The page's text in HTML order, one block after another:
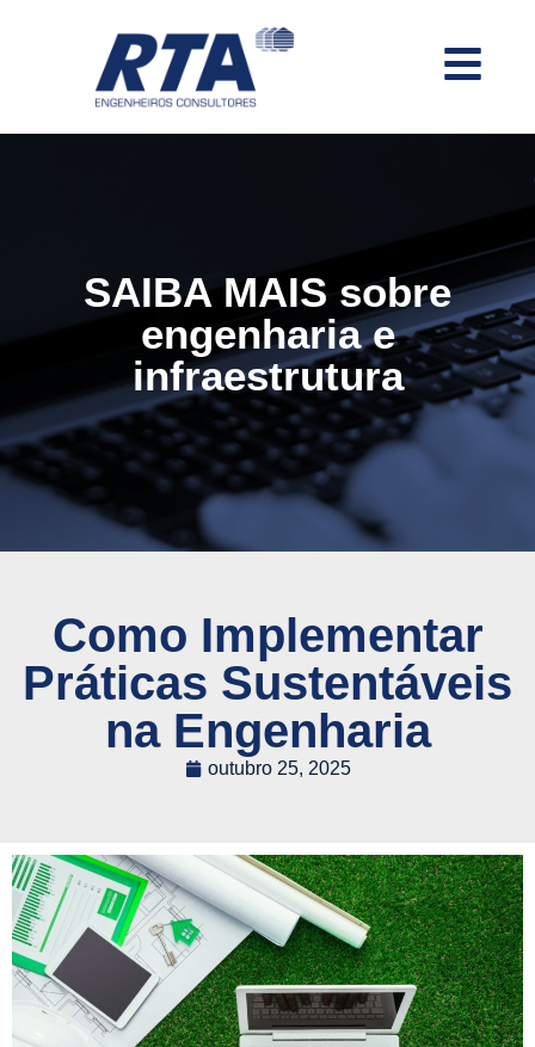
SAIBA MAIS sobre
engenharia e
infraestrutura
Como Implementar
Práticas Sustentáveis
na Engenharia
outubro 25, 2025